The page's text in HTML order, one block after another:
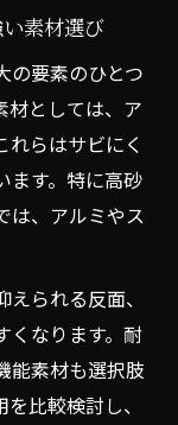
素材選び
の要素のひとつ
材としては、ア
れらはサビにく
ます。特に高砂
は、アルミやス
られる反面、
くなります。耐
能素材も選択肢
比較検討し、